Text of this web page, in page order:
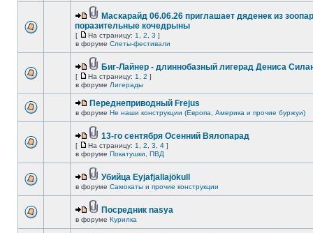
Маскарайд 06.06.26 приглашает дяденек из
поразительные кочедрыны
[ На страницу: 1 2 3 ]
в форуме Слеты-фестивали
Биг-Лайнер - длиннобазный лигерад Дениса
[ На страницу: 1 2 ]
в форуме Лигерады
Переднеприводный Frejus
в форуме Не наши конструкции (Европа, Америка и прочие буржуи)
13-го сентября Осенний Вялопарад
[ На страницу: 1 2 3 4 ]
в форуме Покатушки, ПВД
Убийца Eyjafjallajökull
в форуме Самокаты и прочие конструкции
Посредник nasya
в форуме Курилка